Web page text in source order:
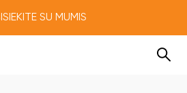
SU MUMIS